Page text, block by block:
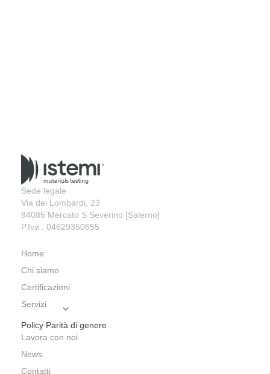
Sede legale
Via dei Lombardi, 23
84085 Mercato S.Severino [Salerno]
P.Iva : 04629350655
Home
Chi siamo
Certificazioni
Servizi
Policy Parità di genere
Lavora con noi
News
Contatti